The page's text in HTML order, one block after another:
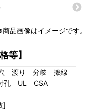
商品画像はイメージです。
等】
穴 渡り 分岐 撚線
孔 UL CSA
]